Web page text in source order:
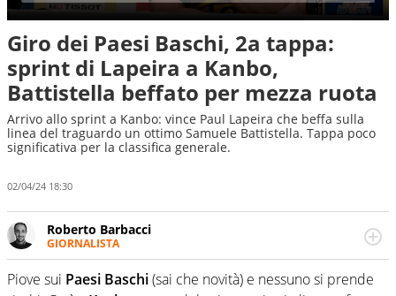
Giro dei Paesi Baschi, 2a tappa:
sprint di Lapeira a Kanbo,
Battistella beffato per mezza ruota
Arrivo allo sprint a Kanbo: vince Paul Lapeira che beffa sulla
linea del traguardo un ottimo Samuele Battistella. Tappa poco
significativa per la classifica generale.
02/04/24 18:30
Roberto Barbacci
GIORNALISTA
Giornalista (pubblicista) sportivo a tutto campo, è il
tuttologo di Virgilio Sport. Provate a chiedergli di boxe, di
scherma, di volley o di curling: ve ne farà innamorare
Piove sui Paesi Baschi(sai che novità) e nessuno si prende